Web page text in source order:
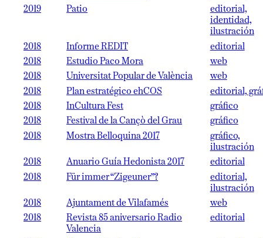
2019
Patio
editorial,
identidad,
ilustración
2018
Informe REDIT
editorial
2018
Estudio Paco Mora
web
2018
Universitat Popular de València
web
2018
Plan estratégico ehCOS
editorial,
2018
InCultura Fest
gráfico
2018
Festival de la Cançò del Grau
gráfico
2018
Mostra Belloquina 2017
gráfico,
ilustración
2018
Anuario Guía Hedonista 2017
editorial
2018
Für immer “Zigeuner”?
editorial,
ilustración
2018
Ajuntament de Vilafamés
web
2018
Revista 85 aniversario Radio
Valencia
editorial